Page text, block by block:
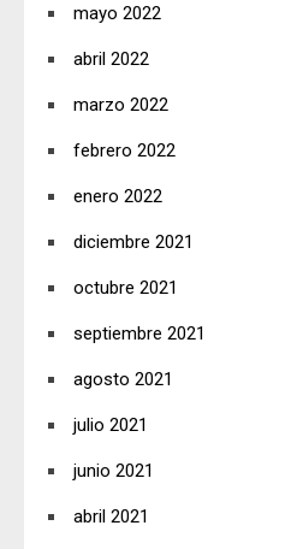
mayo 2022
abril 2022
marzo 2022
febrero 2022
enero 2022
diciembre 2021
octubre 2021
septiembre 2021
agosto 2021
julio 2021
junio 2021
abril 2021